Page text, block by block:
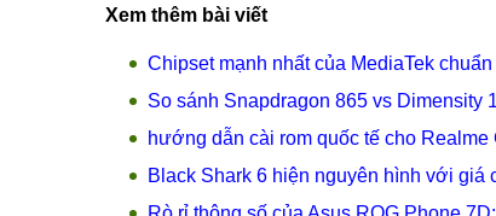
Xem thêm bài viết
Chipset mạnh nhất của MediaTek
So sánh Snapdragon 865 vs Dimensity
hướng dẫn cài rom quốc tế cho Realme
Black Shark 6 hiện nguyên hình với giá